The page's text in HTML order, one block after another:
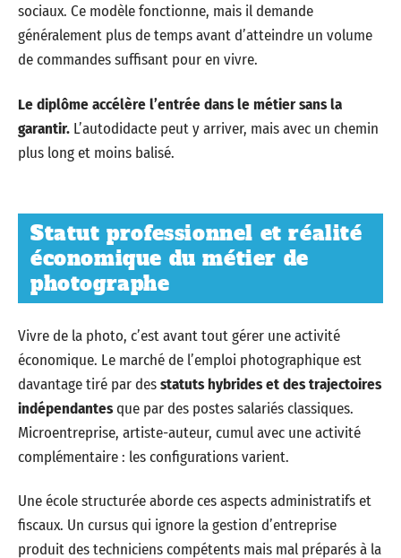
sociaux. Ce modèle fonctionne, mais il demande
généralement plus de temps avant d’atteindre un volume
de commandes suffisant pour en vivre.
Le diplôme accélère l’entrée dans le métier sans la
garantir. L’autodidacte peut y arriver, mais avec un chemin
plus long et moins balisé.
Statut professionnel et réalité
économique du métier de
photographe
Vivre de la photo, c’est avant tout gérer une activité
économique. Le marché de l’emploi photographique est
davantage tiré par desstatuts hybrides et des trajectoires
indépendantesque par des postes salariés classiques.
Microentreprise, artiste-auteur, cumul avec une activité
complémentaire : les configurations varient.
Une école structurée aborde ces aspects administratifs et
fiscaux. Un cursus qui ignore la gestion d’entreprise
produit des techniciens compétents mais mal préparés à la